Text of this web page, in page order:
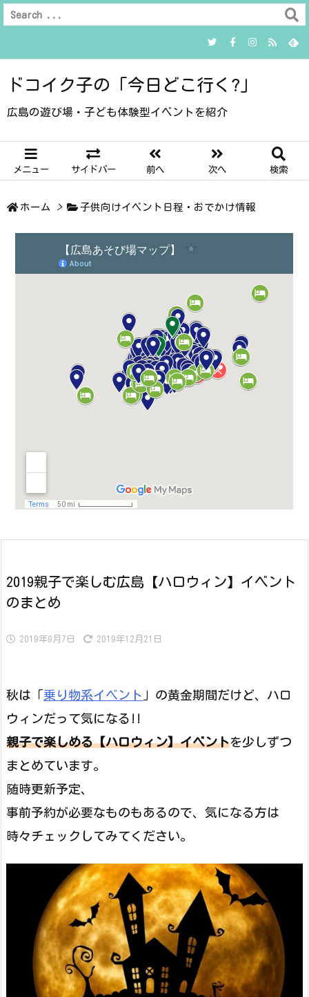
ドコイク子の「今日どこ行く?」
広島の遊び場・子ども体験型イベントを紹介
メニュー サイドバー 前へ 次へ 検索
ホーム > 子供向けイベント日程・おでかけ情報
2019親子で楽しむ広島【ハロウィン】イベント
のまとめ
2019年9月7日 2019年12月21日
秋は「乗り物系イベント 」の黄金期間だけど、ハロ
ウィンだって気になる!!
親子で楽しめる【ハロウィン】イベントを少しずつ
まとめています。
随時更新予定、
事前予約が必要なものもあるので、気になる方は
時々チェックしてみてください。